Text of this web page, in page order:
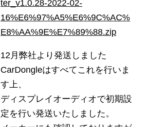
ter_v1.0.28-2022-02-
16%E6%97%A5%E6%9C%AC%
E8%AA%9E%E7%89%88.zip
12月弊社より発送しました
CarDongleはすべてこれを行いま
す上、
ディスプレイオーディオで初期設
定を行い発送いたしました。